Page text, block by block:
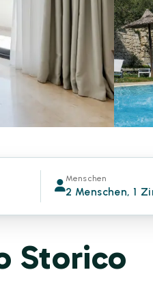
Menschen
2 Menschen, 1
Storico